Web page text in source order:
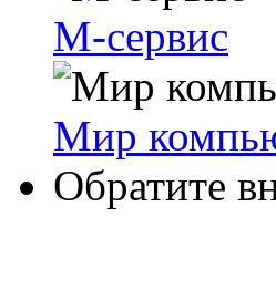
М-сервис
Мир
Обратите